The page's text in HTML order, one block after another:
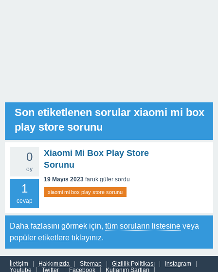
Son etiketlenen sorular xiaomi mi box
play store sorunu
0
oy
1
cevap
Xiaomi Mi Box Play Store
Sorunu
19 Mayıs 2023 faruk güler sordu
xiaomi mi box play store sorunu
Daha fazlasını görmek için, tüm soruların listesine veya
popüler etiketlere tıklayınız.
İletişim Hakkımızda Sitemap Gizlilik Politikası
Instagram
Youtube
Twitter Facebook Kullanım Şartları